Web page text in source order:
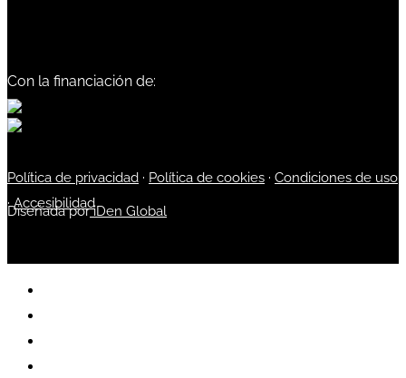
Con la financiación de:
Política de privacidad · Política de cookies · Condiciones de uso
·Accesibilidad
Diseñada poriDen Global